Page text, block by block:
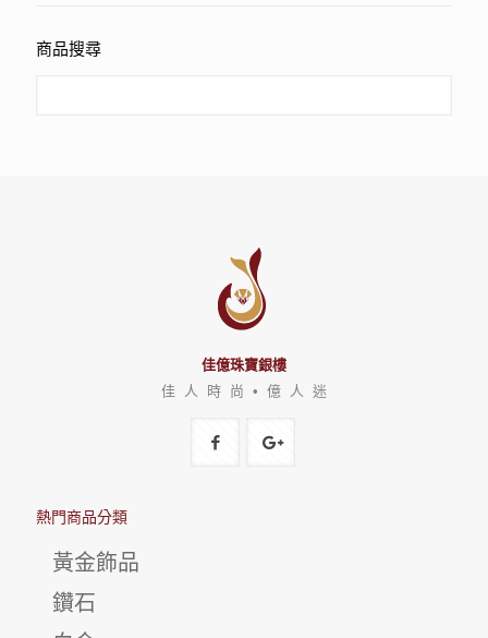
商品搜尋
佳億珠寶銀樓
佳 人 時 尚 • 億 人 迷
熱門商品分類
黃金飾品
鑽石